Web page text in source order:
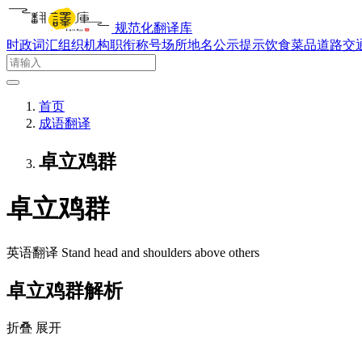
规范化翻译库
时政词汇组织机构职衔称号场所地名公示提示饮食菜品道路交
首页
成语翻译
卓立鸡群
卓立鸡群
英语翻译 Stand head and shoulders above others
卓立鸡群解析
折叠 展开